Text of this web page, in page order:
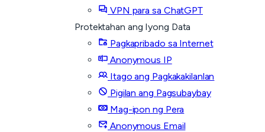
VPN para sa ChatGPT
Protektahan ang Iyong Data
Pagkapribado sa Internet
Anonymous IP
Itago ang Pagkakakilanlan
Pigilan ang Pagsubaybay
Mag-ipon ng Pera
Anonymous Email